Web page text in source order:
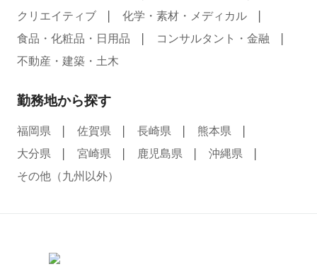
クリエイティブ
化学・素材・メディカル
食品・化粧品・日用品
コンサルタント・金融
不動産・建築・土木
勤務地から探す
福岡県 佐賀県 長崎県
熊本県
大分県
宮崎県 鹿児島県
沖縄県
その他（九州以外）